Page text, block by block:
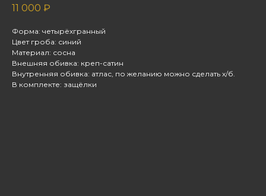
11 000 ₽
Форма: четырёхгранный
Цвет гроба: синий
Материал: сосна
Внешняя обивка: креп-сатин
Внутренняя обивка: атлас, по желанию можно сделать х/б.
В комплекте: защёлки